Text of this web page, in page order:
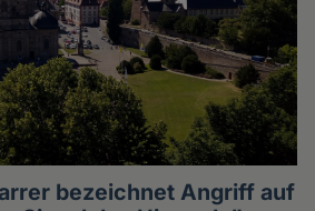
bezeichnet Angriff auf